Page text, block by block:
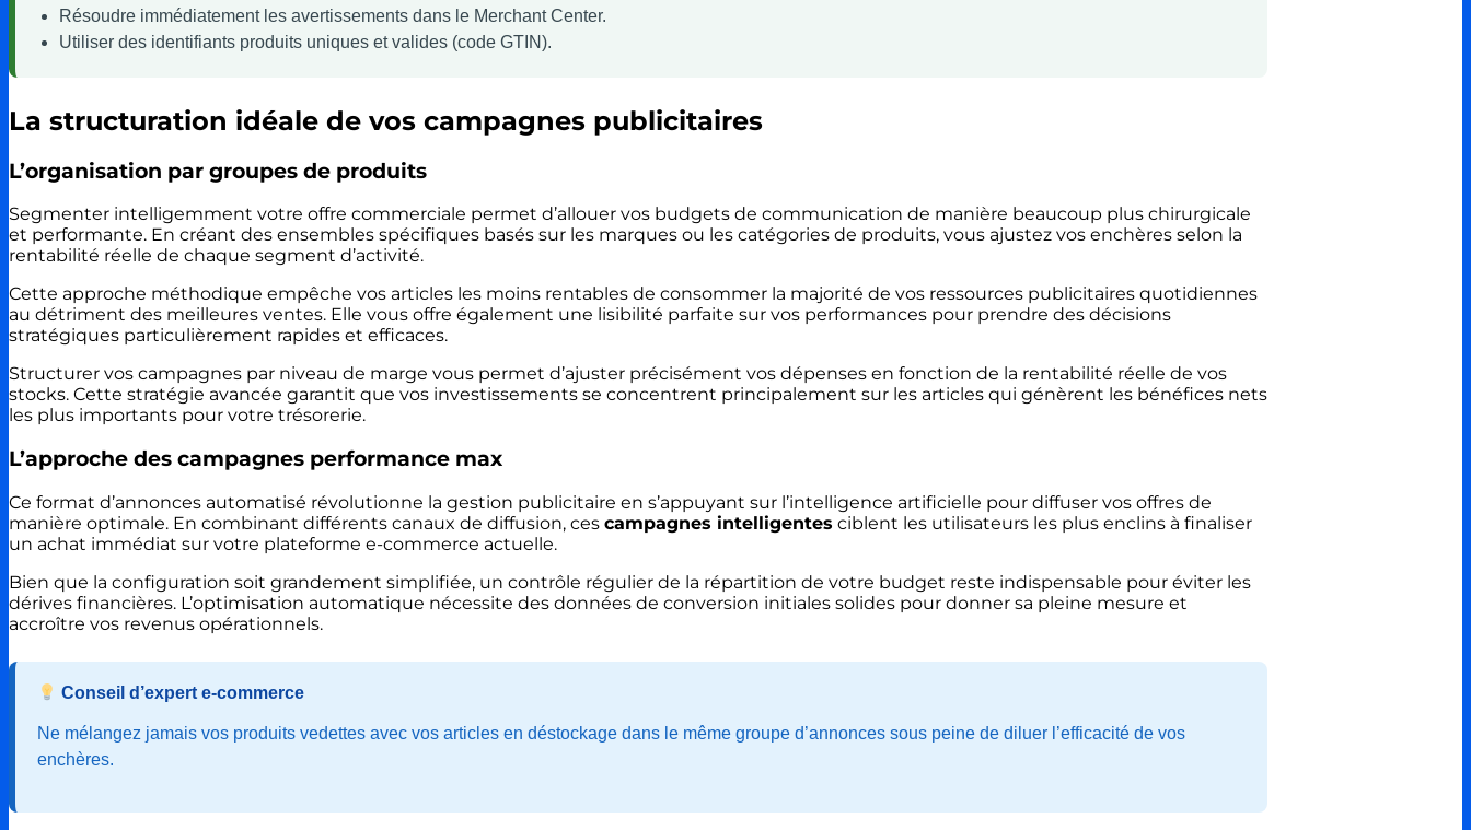
Résoudre immédiatement les avertissements dans le Merchant Center.
Utiliser des identifiants produits uniques et valides (code GTIN).
La structuration idéale de vos campagnes publicitaires
L’organisation par groupes de produits
Segmenter intelligemment votre offre commerciale permet d’allouer vos budgets de communication de manière beaucoup plus chirurgicale
et performante. En créant des ensembles spécifiques basés sur les marques ou les catégories de produits, vous ajustez vos enchères selon la
rentabilité réelle de chaque segment d’activité.
Cette approche méthodique empêche vos articles les moins rentables de consommer la majorité de vos ressources publicitaires quotidiennes
au détriment des meilleures ventes. Elle vous offre également une lisibilité parfaite sur vos performances pour prendre des décisions
stratégiques particulièrement rapides et efficaces.
Structurer vos campagnes par niveau de marge vous permet d’ajuster précisément vos dépenses en fonction de la rentabilité réelle de vos
stocks. Cette stratégie avancée garantit que vos investissements se concentrent principalement sur les articles qui génèrent les bénéfices nets
les plus importants pour votre trésorerie.
L’approche des campagnes performance max
Ce format d’annonces automatisé révolutionne la gestion publicitaire en s’appuyant sur l’intelligence artificielle pour diffuser vos offres de
manière optimale. En combinant différents canaux de diffusion, ces campagnes intelligentes ciblent les utilisateurs les plus enclins à finaliser
un achat immédiat sur votre plateforme e-commerce actuelle.
Bien que la configuration soit grandement simplifiée, un contrôle régulier de la répartition de votre budget reste indispensable pour éviter les
dérives financières. L’optimisation automatique nécessite des données de conversion initiales solides pour donner sa pleine mesure et
accroître vos revenus opérationnels.
Conseil d’expert e-commerce
Ne mélangez jamais vos produits vedettes avec vos articles en déstockage dans le même groupe d’annonces sous peine de diluer l’efficacité de vos
enchères.